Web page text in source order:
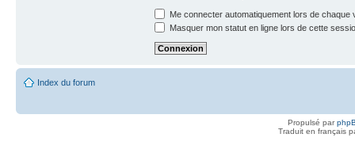
Me connecter automatiquement lors de chaque
Masquer mon statut en ligne lors de cette
Index du forum
Propulsé par
Traduit en français